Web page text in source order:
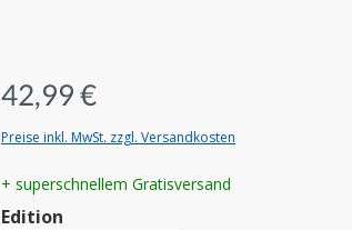
42,99 €
Preise inkl. MwSt. zzgl. Versandkosten
+ superschnellem Gratisversand
Edition